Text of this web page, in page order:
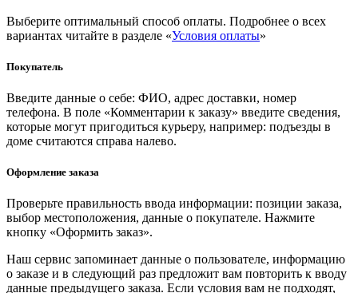
Выберите оптимальный способ оплаты. Подробнее о всех
вариантах читайте в разделе «Условия оплаты»
Покупатель
Введите данные о себе: ФИО, адрес доставки, номер
телефона. В поле «Комментарии к заказу» введите сведения,
которые могут пригодиться курьеру, например: подъезды в
доме считаются справа налево.
Оформление заказа
Проверьте правильность ввода информации: позиции заказа,
выбор местоположения, данные о покупателе. Нажмите
кнопку «Оформить заказ».
Наш сервис запоминает данные о пользователе, информацию
о заказе и в следующий раз предложит вам повторить к вводу
данные предыдущего заказа. Если условия вам не подходят,